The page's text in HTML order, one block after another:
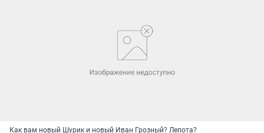
Как вам новый Шурик и новый Иван Грозный? Лепота?